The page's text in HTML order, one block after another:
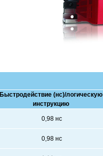
Быстродействие (нс)/логическую
инструкцию
0,98 нс
0,98 нс